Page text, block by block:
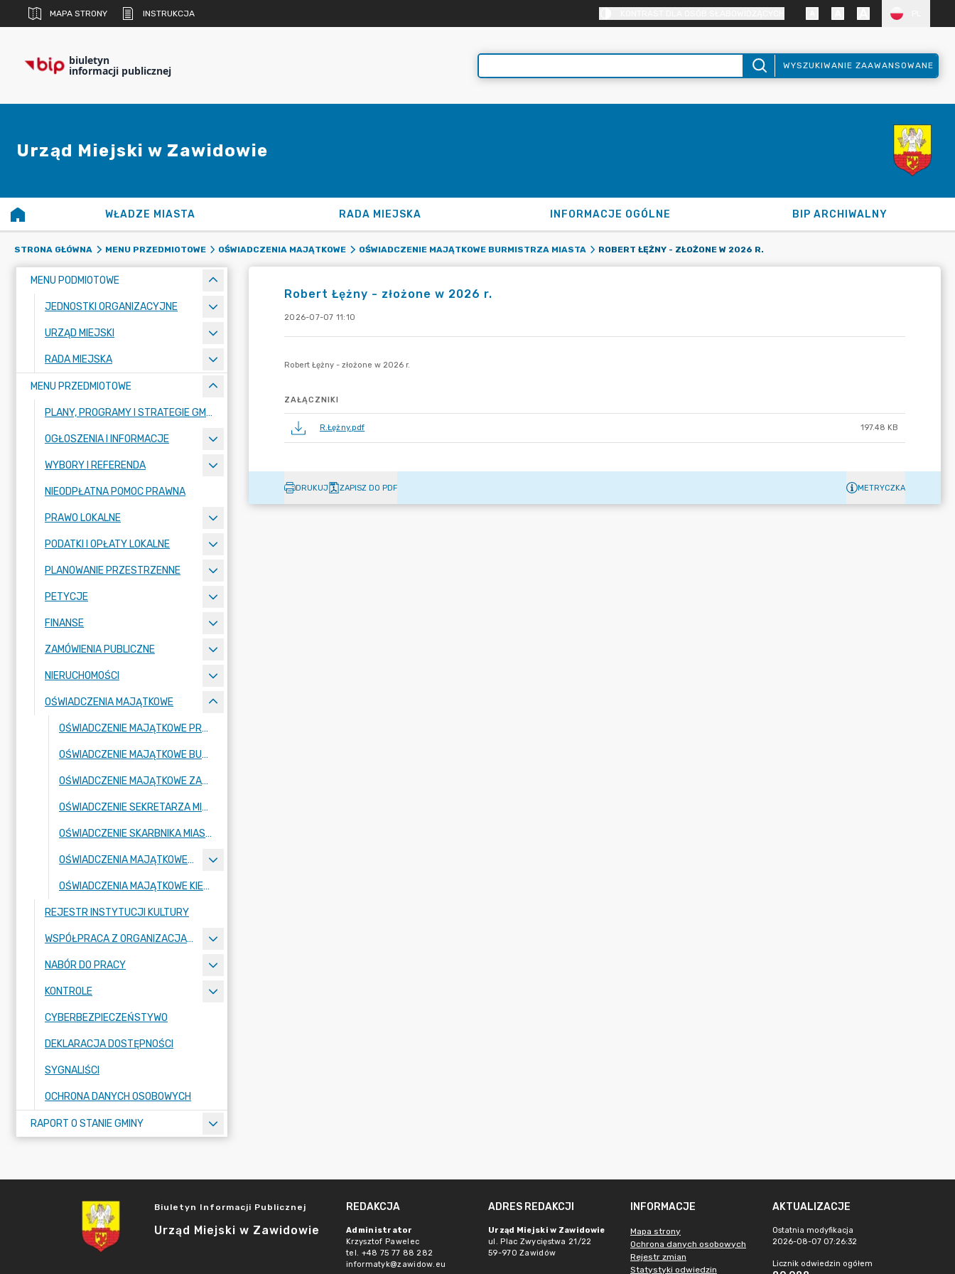
MAPA STRONY INSTRUKCJA
biuletyn
informacji publicznej WYSZUKIWANIE ZAAWANSOWANE
Urząd Miejski w Zawidowie
WŁADZE MIASTA RADA MIEJSKA INFORMACJE OGÓLNE BIP ARCHIWALNY
STRONA GŁÓWNA MENU PRZEDMIOTOWE OŚWIADCZENIA MAJĄTKOWE OŚWIADCZENIE MAJĄTKOWE BURMISTRZA MIASTA ROBERT ŁĘŻNY - ZŁOŻONE W 2026 R.
MENU PODMIOTOWE
JEDNOSTKI ORGANIZACYJNE
URZĄD MIEJSKI
RADA MIEJSKA
MENU PRZEDMIOTOWE
PLANY, PROGRAMY I STRATEGIE GMINY
OGŁOSZENIA I INFORMACJE
WYBORY I REFERENDA
NIEODPŁATNA POMOC PRAWNA
PRAWO LOKALNE
PODATKI I OPŁATY LOKALNE
PLANOWANIE PRZESTRZENNE
PETYCJE
FINANSE
ZAMÓWIENIA PUBLICZNE
NIERUCHOMOŚCI
OŚWIADCZENIA MAJĄTKOWE
OŚWIADCZENIE MAJĄTKOWE PRZEWODNICZĄCEGO RADY MIEJSKIEJ
OŚWIADCZENIE MAJĄTKOWE BURMISTRZA MIASTA
OŚWIADCZENIE MAJĄTKOWE ZASTĘPCY BURMISTRZA MIASTA
OŚWIADCZENIE SEKRETARZA MIASTA
OŚWIADCZENIE SKARBNIKA MIASTA
OŚWIADCZENIA MAJĄTKOWE RADNYCH
OŚWIADCZENIA MAJĄTKOWE KIEROWNIKÓW JEDNOSTEK PODLEGŁYCH
REJESTR INSTYTUCJI KULTURY
WSPÓŁPRACA Z ORGANIZACJAMI POZARZĄDOWYMI
NABÓR DO PRACY
KONTROLE
CYBERBEZPIECZEŃSTYWO
DEKLARACJA DOSTĘPNOŚCI
SYGNALIŚCI
OCHRONA DANYCH OSOBOWYCH
RAPORT O STANIE GMINY
Robert Łężny - złożone w 2026 r.
2026-07-07 11:10
ZAŁĄCZNIKI
R.Łężny.pdf 197.48 KB
DRUKUJ ZAPISZ DO PDF METRYCZKA
Biuletyn Informacji Publicznej
Urząd Miejski w Zawidowie
REDAKCJA
Administrator
Krzysztof Pawelec
tel. +48 75 77 88 282
informatyk@zawidow.eu
ADRES REDAKCJI
Urząd Miejski w Zawidowie
ul. Plac Zwycięstwa 21/22
59-970 Zawidów
INFORMACJE
Mapa strony
Ochrona danych osobowych
Rejestr zmian
Statystyki odwiedzin
AKTUALIZACJE
Ostatnia modyfikacja
2026-08-07 07:26:32
Licznik odwiedzin ogółem